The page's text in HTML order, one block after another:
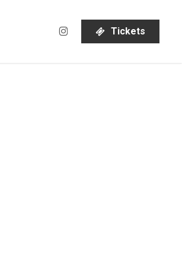
instagram Tickets